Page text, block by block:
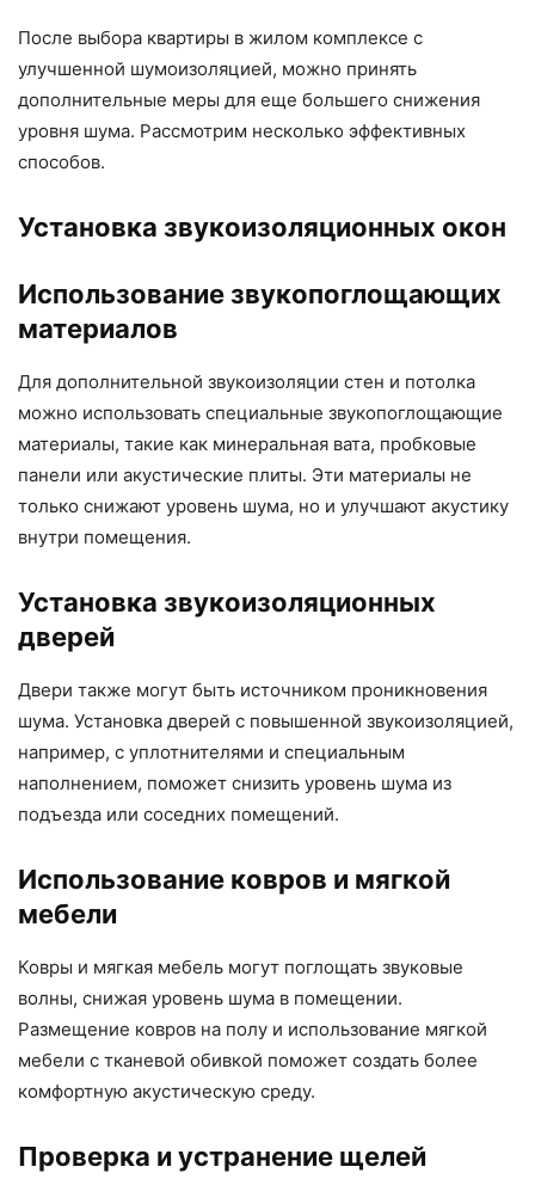
После выбора квартиры в жилом комплексе с
улучшенной шумоизоляцией, можно принять
дополнительные меры для еще большего снижения
уровня шума. Рассмотрим несколько эффективных
способов.
Установка звукоизоляционных окон
Использование звукопоглощающих
материалов
Для дополнительной звукоизоляции стен и потолка
можно использовать специальные звукопоглощающие
материалы, такие как минеральная вата, пробковые
панели или акустические плиты. Эти материалы не
только снижают уровень шума, но и улучшают акустику
внутри помещения.
Установка звукоизоляционных
дверей
Двери также могут быть источником проникновения
шума. Установка дверей с повышенной звукоизоляцией,
например, с уплотнителями и специальным
наполнением, поможет снизить уровень шума из
подъезда или соседних помещений.
Использование ковров и мягкой
мебели
Ковры и мягкая мебель могут поглощать звуковые
волны, снижая уровень шума в помещении.
Размещение ковров на полу и использование мягкой
мебели с тканевой обивкой поможет создать более
комфортную акустическую среду.
Проверка и устранение щелей